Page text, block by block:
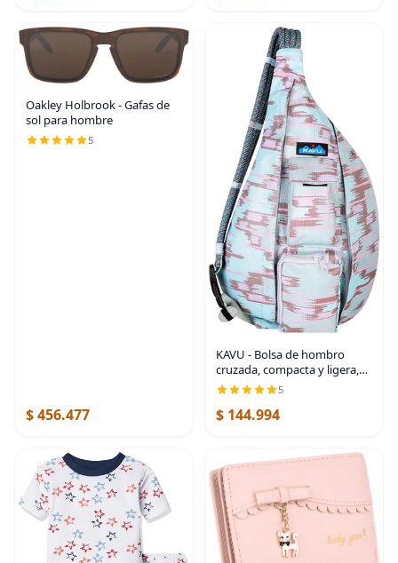
Oakley Holbrook - Gafas de
sol para hombre
5
$ 456.477
KAVU - Bolsa de hombro
cruzada, compacta y ligera,
correa de cuerda
5
$ 144.994